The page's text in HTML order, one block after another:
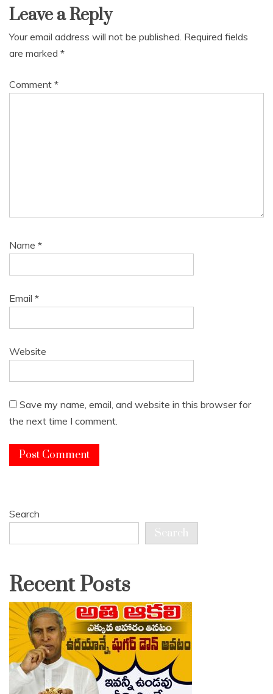
Leave a Reply
Your email address will not be published. Required fields
are marked *
Comment *
Name *
Email *
Website
Save my name, email, and website in this browser for
the next time I comment.
Search
Search
Recent Posts